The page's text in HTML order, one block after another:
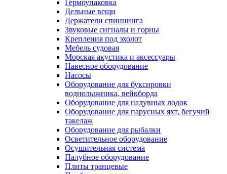
Гермоупаковка
Дельные вещи
Держатели спиннинга
Звуковые сигналы и горны
Крепления под эхолот
Мебель судовая
Морская акустика и аксессуары
Навесное оборудование
Насосы
Оборудование для буксировки
воднолыжника, вейкборда
Оборудование для надувных лодок
Оборудование для парусных яхт, бегучий
такелаж
Оборудование для рыбалки
Осветительное оборудование
Осушительная система
Палубное оборудование
Плиты транцевые